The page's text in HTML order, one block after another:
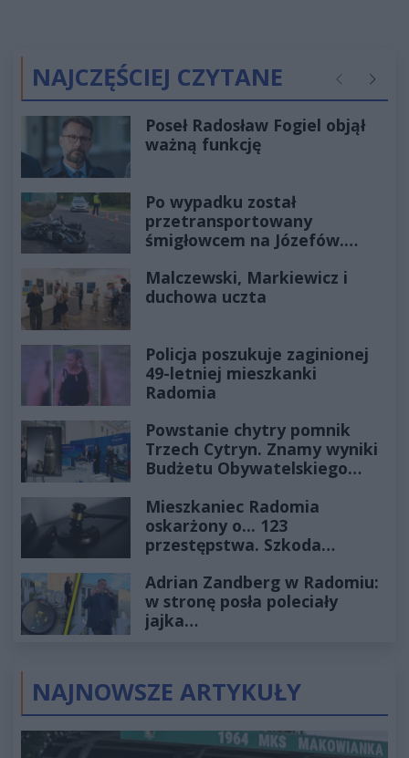
NAJCZĘŚCIEJ CZYTANE Poprzednie
Poseł Radosław Fogiel objął
ważną funkcję
Po wypadku został
przetransportowany
śmigłowcem na Józefów.
Malczewski, Markiewicz i
duchowa uczta
Policja poszukuje zaginionej
49-letniej mieszkanki
Radomia
Powstanie chytry pomnik
Trzech Cytryn. Znamy wyniki
Budżetu Obywatelskiego
Mieszkaniec Radomia
oskarżony o... 123
przestępstwa. Szkoda
złotych
Adrian Zandberg w Radomiu:
w stronę posła poleciały
jajka…
NAJNOWSZE ARTYKUŁY